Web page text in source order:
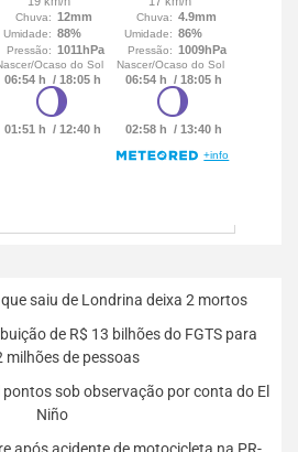
saiu de Londrina deixa 2 mortos
de R$ 13 bilhões do FGTS para
milhões de pessoas
sob observação por conta do El
Niño
após acidente de motocicleta na PR-